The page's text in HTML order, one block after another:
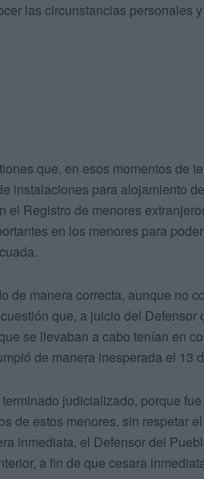
las circunstancias personales
que, en esos momentos de
instalaciones para alojamiento
el Registro de menores
en los menores para
de manera correcta, aunque no
que, a juicio del Defensor
se llevaban a cabo tenían en
de manera inesperada el 13
judicializado, porque
de estos menores, sin respetar
inmediata, el Defensor del
a fin de que cesara